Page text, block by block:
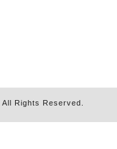
. All Rights Reserved.